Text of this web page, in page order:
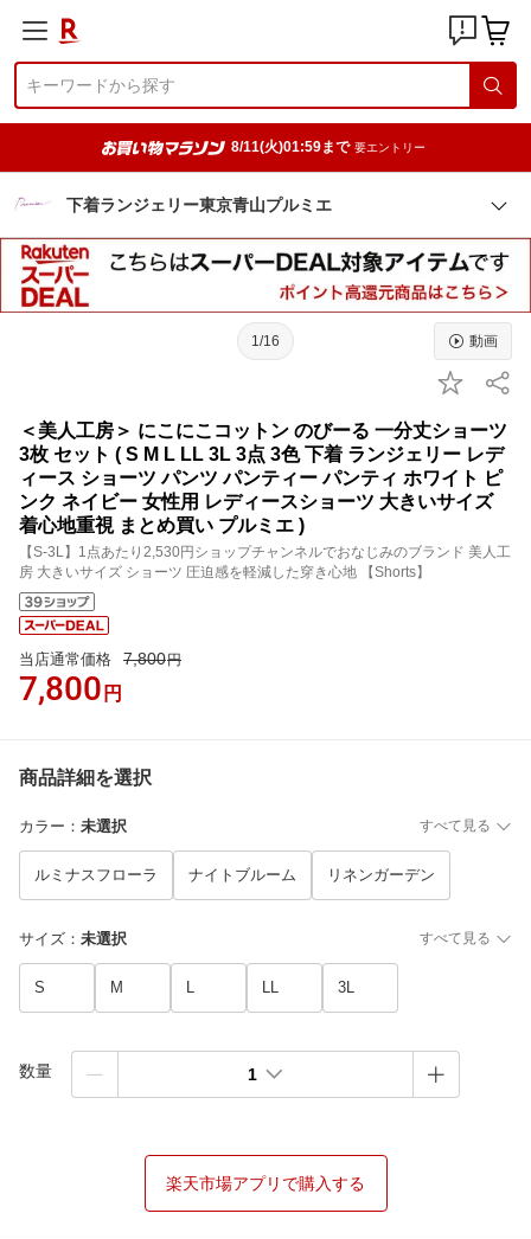
8/11(火)01:59まで 要エントリー
下着ランジェリー東京青山プルミエ
1/16 動画
＜美人工房＞ にこにこコットン のびーる 一分丈ショーツ
3枚 セット ( S M L LL 3L 3点 3色 下着 ランジェリー レデ
ィース ショーツ パンツ パンティー パンティ ホワイト ピ
ンク ネイビー 女性用 レディースショーツ 大きいサイズ
着心地重視 まとめ買い プルミエ )
【S-3L】1点あたり2,530円ショップチャンネルでおなじみのブランド 美人工
房 大きいサイズ ショーツ 圧迫感を軽減した穿き心地 【Shorts】
当店通常価格 7,800円
7,800 円
商品詳細を選択
カラー ： 未選択 すべて見る
ルミナスフローラ ナイトブルーム リネンガーデン
サイズ ： 未選択 すべて見る
S M L LL 3L
数量 1
楽天市場アプリで購入する